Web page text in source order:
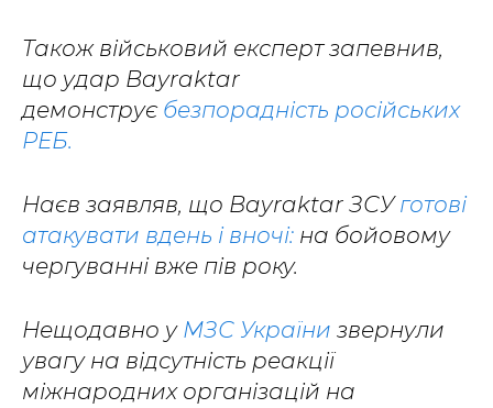
Також військовий експерт запевнив,
що удар Bayraktar
демонструє безпорадність російських
РЕБ.
Наєв заявляв, що Bayraktar ЗСУготові
атакувати вдень і вночі: на бойовому
чергуванні вже пів року.
Нещодавно уМЗС України звернули
увагу на відсутність реакції
міжнародних організацій на